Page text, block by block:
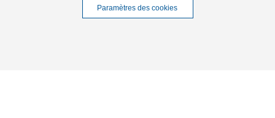
Paramètres des cookies